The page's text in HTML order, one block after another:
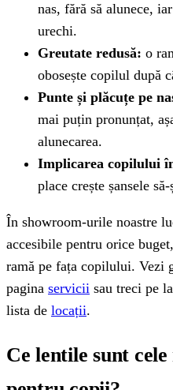
nas, fără să alunece,
urechi.
Greutate redusă: o
obosește copilul după
Punte și plăcuțe pe
mai puțin pronunțat,
alunecarea.
Implicarea copilului
place crește șansele
În showroom-urile noastre
accesibile pentru orice
ramă pe fața copilului. Vezi
pagina servicii sau treci pe
lista de locații.
Ce lentile sunt